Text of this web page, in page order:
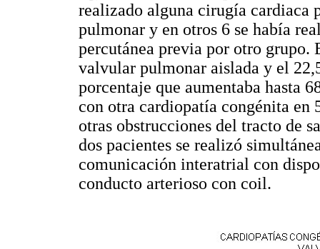
realizado alguna cirugía cardiaca
pulmonar y en otros 6 se había
percutánea previa por otro grupo.
valvular pulmonar aislada y el
porcentaje que aumentaba hasta
con otra cardiopatía congénita en
otras obstrucciones del tracto de
dos pacientes se realizó
comunicación interatrial con
conducto arterioso con coil.